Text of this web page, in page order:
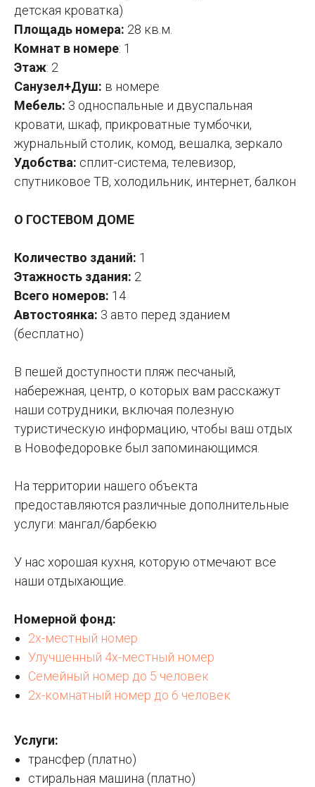
детская кроватка)
Площадь номера: 28 кв.м.
Комнат в номере: 1
Этаж: 2
Санузел+Душ: в номере
Мебель: 3 односпальные и двуспальная
кровати, шкаф, прикроватные тумбочки,
журнальный столик, комод, вешалка, зеркало
Удобства: сплит-система, телевизор,
спутниковое ТВ, холодильник, интернет, балкон
О ГОСТЕВОМ ДОМЕ
Количество зданий: 1
Этажность здания: 2
Всего номеров: 14
Автостоянка: 3 авто перед зданием
(бесплатно)
В пешей доступности пляж песчаный,
набережная, центр, о которых вам расскажут
наши сотрудники, включая полезную
туристическую информацию, чтобы ваш отдых
в Новофедоровке был запоминающимся.
На территории нашего объекта
предоставляются различные дополнительные
услуги: мангал/барбекю
У нас хорошая кухня, которую отмечают все
наши отдыхающие.
Номерной фонд:
2х-местный номер
Улучшенный 4х-местный номер
Семейный номер до 5 человек
2х-комнатный номер до 6 человек
Услуги:
трансфер (платно)
стиральная машина (платно)